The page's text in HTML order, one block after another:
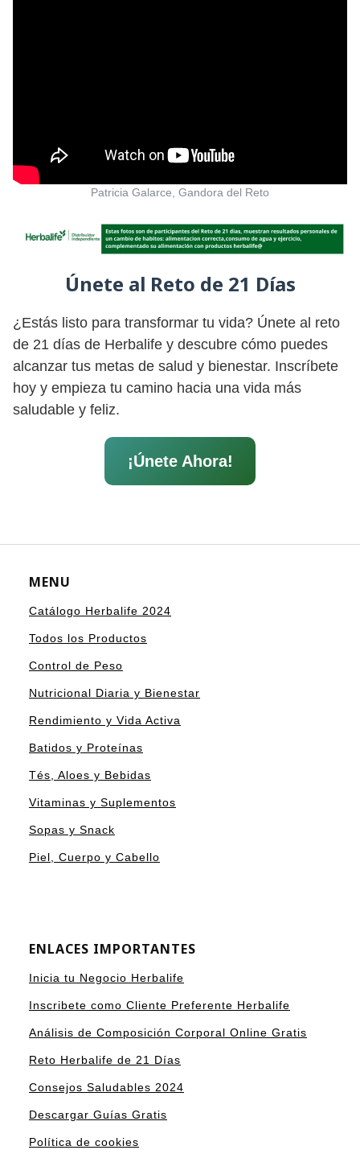
Patricia Galarce, Gandora del Reto
Únete al Reto de 21 Días
¿Estás listo para transformar tu vida? Únete al reto
de 21 días de Herbalife y descubre cómo puedes
alcanzar tus metas de salud y bienestar. Inscríbete
hoy y empieza tu camino hacia una vida más
saludable y feliz.
¡Únete Ahora!
MENU
Catálogo Herbalife 2024
Todos los Productos
Control de Peso
Nutricional Diaria y Bienestar
Rendimiento y Vida Activa
Batidos y Proteínas
Tés, Aloes y Bebidas
Vitaminas y Suplementos
Sopas y Snack
Piel, Cuerpo y Cabello
ENLACES IMPORTANTES
Inicia tu Negocio Herbalife
Inscribete como Cliente Preferente Herbalife
Análisis de Composición Corporal Online Gratis
Reto Herbalife de 21 Días
Consejos Saludables 2024
Descargar Guías Gratis
Política de cookies